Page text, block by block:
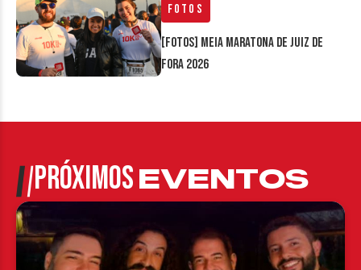
Fotos
[FOTOS] Meia Maratona de Juiz de
Fora 2026
PRÓXIMOSEVENTOS